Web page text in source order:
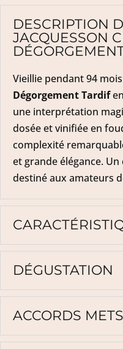
DESCRIPTION
JACQUESSON
Vieillie pendant 94
Dégorgement Tardif
une interprétation
dosée et vinifiée en
complexité
et grande élégance.
destiné aux amateurs
DÉGUSTATION
ACCORDS